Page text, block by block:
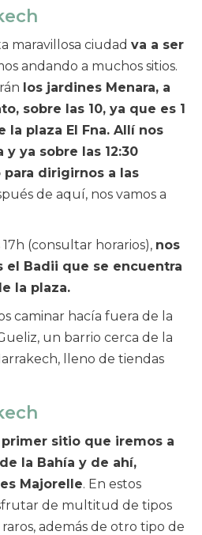
maravillosa ciudad va a ser
andando a muchos sitios.
los jardines Menara, a
sobre las 10, ya que es 1
la plaza El Fna. Allí nos
y ya sobre las 12:30
dirigirnos a las
de aquí, nos vamos a
(consultar horarios), nos
el Badii que se encuentra
la plaza.
caminar hacía fuera de la
un barrio cerca de la
lleno de tiendas
sitio que iremos a
la Bahía y de ahí,
Majorelle. En estos
de multitud de tipos
además de otro tipo de